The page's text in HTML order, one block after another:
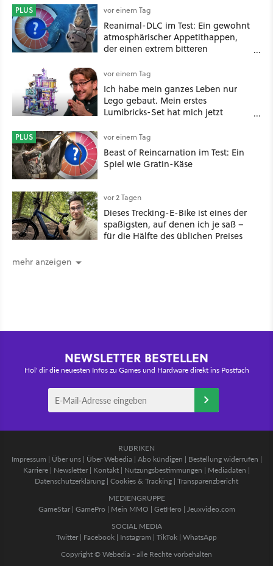
PLUS vor einem Tag
Reanimal-DLC im Test: Ein gewohnt
atmosphärischer Appetithappen,
der einen extrem bitteren
vor einem Tag
Ich habe mein ganzes Leben nur
Lego gebaut. Mein erstes
Lumibricks-Set hat mich jetzt
Stack im Test
PLUS vor einem Tag
Beast of Reincarnation im Test: Ein
Spiel wie Gratin-Käse
vor 2 Tagen
Dieses Trecking-E-Bike ist eines der
spaßigsten, auf denen ich je saß –
für die Hälfte des üblichen Preises
mehr anzeigen
NEWSLETTER BESTELLEN
Hol' dir die neuesten Infos zu Games und Hardware direkt ins Postfach
RUBRIKEN
Impressum | Über uns| Über Webedia | Abo kündigen | Bestellung widerrufen |
Karriere | Newsletter | Kontakt | Nutzungsbestimmungen | Mediadaten |
Datenschutzerklärung | Cookies & Tracking | Transparenzbericht
MEDIENGRUPPE
GameStar| GamePro | Mein MMO | GetHero | Jeuxvideo.com
SOCIAL MEDIA
Twitter | Facebook | Instagram | TikTok | WhatsApp
Copyright © Webedia - alle Rechte vorbehalten